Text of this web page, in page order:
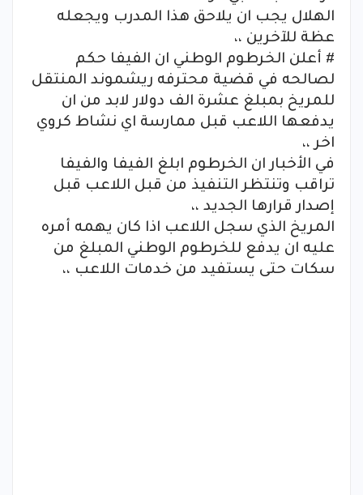
الهلال يجب ان يلاحق هذا المدرب ويجعله
عظة للآخرين ،،
# أعلن الخرطوم الوطني ان الفيفا حكم
لصالحه في قضية محترفه ريشموند المنتقل
للمريخ بمبلغ عشرة الف دولار لابد من ان
يدفعها اللاعب قبل ممارسة اي نشاط كروي
اخر ،،
في الأخبار ان الخرطوم ابلغ الفيفا والفيفا
تراقب وتنتظر التنفيذ من قبل اللاعب قبل
إصدار قرارها الجديد ،،
المريخ الذي سجل اللاعب اذا كان يهمه أمره
عليه ان يدفع للخرطوم الوطني المبلغ من
سكات حتى يستفيد من خدمات اللاعب ،،